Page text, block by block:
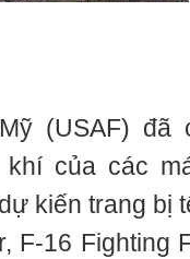
(USAF) đã
của các
kiến trang bị
F-16 Fighting